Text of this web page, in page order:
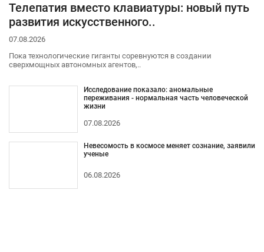
Телепатия вместо клавиатуры: новый путь
развития искусственного..
07.08.2026
Пока технологические гиганты соревнуются в создании
сверхмощных автономных агентов,..
Исследование показало: аномальные
переживания - нормальная часть человеческой
жизни
07.08.2026
Невесомость в космосе меняет сознание, заявили
ученые
06.08.2026